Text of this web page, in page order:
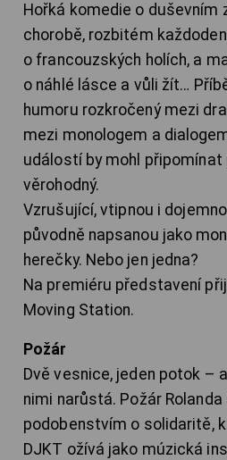
Hořká komedie o duševním
chorobě, rozbitém
o francouzských holích, a
o náhlé lásce a vůli žít…
humoru rozkročený mezi
mezi monologem a
událostí by mohl připomínat
věrohodný.
Vzrušující, vtipnou i
původně napsanou jako
herečky. Nebo jen jedna?
Na premiéru představení
Moving Station.
Požár
Dvě vesnice, jeden potok –
nimi narůstá. Požár
podobenstvím o solidaritě,
DJKT ožívá jako múzická